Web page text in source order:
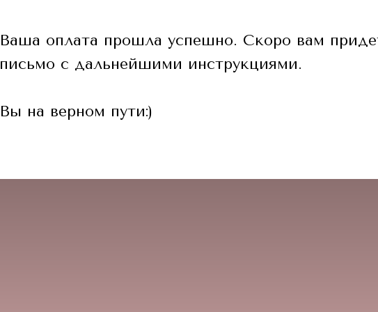
Ваша оплата прошла успешно. Скоро вам
письмо с дальнейшими инструкциями.
Вы на верном пути:)